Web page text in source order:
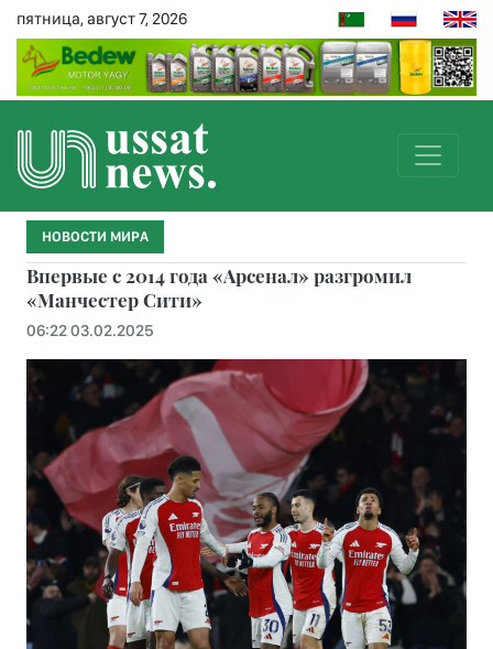
пятница, август 7, 2026
НОВОСТИ МИРА
Впервые с 2014 года «Арсенал» разгромил
«Манчестер Сити»
06:22 03.02.2025